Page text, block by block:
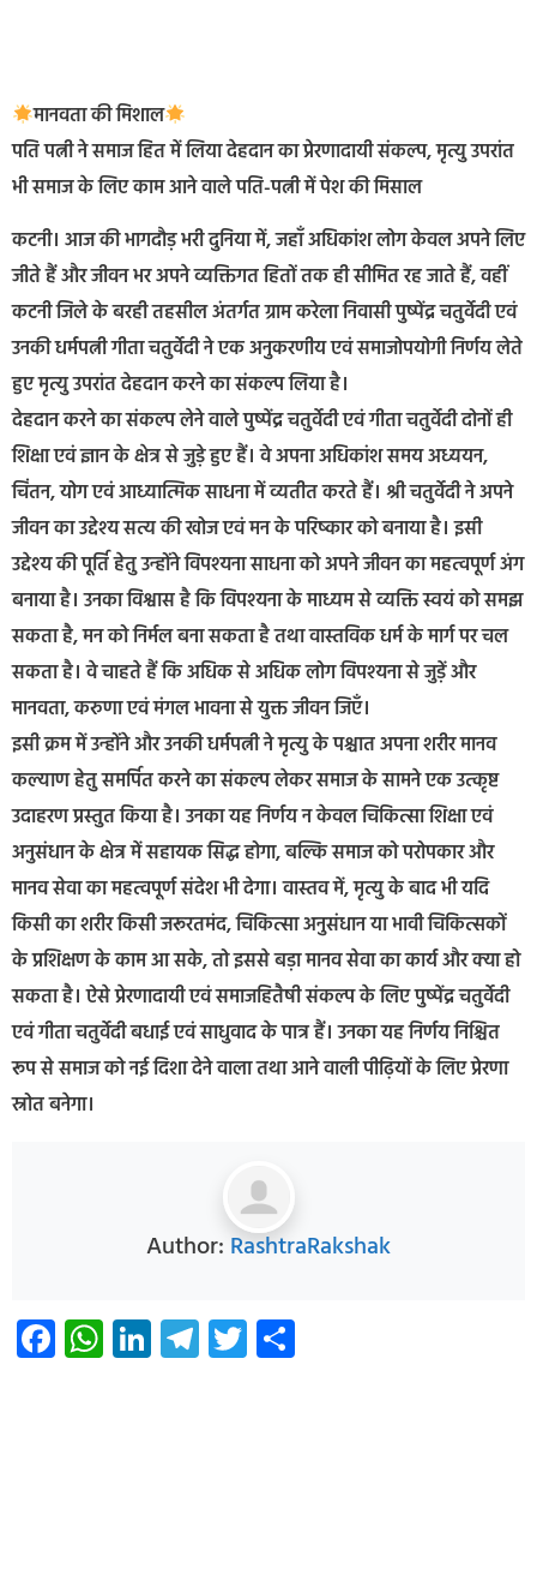
मानवता की मिशाल
पति पत्नी ने समाज हित में लिया देहदान का प्रेरणादायी संकल्प, मृत्यु उपरांत
भी समाज के लिए काम आने वाले पति-पत्नी में पेश की मिसाल
कटनी। आज की भागदौड़ भरी दुनिया में, जहाँ अधिकांश लोग केवल अपने लिए
जीते हैं और जीवन भर अपने व्यक्तिगत हितों तक ही सीमित रह जाते हैं, वहीं
कटनी जिले के बरही तहसील अंतर्गत ग्राम करेला निवासी पुष्पेंद्र चतुर्वेदी एवं
उनकी धर्मपत्नी गीता चतुर्वेदी ने एक अनुकरणीय एवं समाजोपयोगी निर्णय लेते
हुए मृत्यु उपरांत देहदान करने का संकल्प लिया है।
देहदान करने का संकल्प लेने वाले पुष्पेंद्र चतुर्वेदी एवं गीता चतुर्वेदी दोनों ही
शिक्षा एवं ज्ञान के क्षेत्र से जुड़े हुए हैं। वे अपना अधिकांश समय अध्ययन,
चिंतन, योग एवं आध्यात्मिक साधना में व्यतीत करते हैं। श्री चतुर्वेदी ने अपने
जीवन का उद्देश्य सत्य की खोज एवं मन के परिष्कार को बनाया है। इसी
उद्देश्य की पूर्ति हेतु उन्होंने विपश्यना साधना को अपने जीवन का महत्वपूर्ण अंग
बनाया है। उनका विश्वास है कि विपश्यना के माध्यम से व्यक्ति स्वयं को समझ
सकता है, मन को निर्मल बना सकता है तथा वास्तविक धर्म के मार्ग पर चल
सकता है। वे चाहते हैं कि अधिक से अधिक लोग विपश्यना से जुड़ें और
मानवता, करुणा एवं मंगल भावना से युक्त जीवन जिएँ।
इसी क्रम में उन्होंने और उनकी धर्मपत्नी ने मृत्यु के पश्चात अपना शरीर मानव
कल्याण हेतु समर्पित करने का संकल्प लेकर समाज के सामने एक उत्कृष्ट
उदाहरण प्रस्तुत किया है। उनका यह निर्णय न केवल चिकित्सा शिक्षा एवं
अनुसंधान के क्षेत्र में सहायक सिद्ध होगा, बल्कि समाज को परोपकार और
मानव सेवा का महत्वपूर्ण संदेश भी देगा। वास्तव में, मृत्यु के बाद भी यदि
किसी का शरीर किसी जरूरतमंद, चिकित्सा अनुसंधान या भावी चिकित्सकों
के प्रशिक्षण के काम आ सके, तो इससे बड़ा मानव सेवा का कार्य और क्या हो
सकता है। ऐसे प्रेरणादायी एवं समाजहितैषी संकल्प के लिए पुष्पेंद्र चतुर्वेदी
एवं गीता चतुर्वेदी बधाई एवं साधुवाद के पात्र हैं। उनका यह निर्णय निश्चित
रूप से समाज को नई दिशा देने वाला तथा आने वाली पीढ़ियों के लिए प्रेरणा
स्रोत बनेगा।
Author: RashtraRakshak
Facebook
WhatsApp
LinkedIn
Telegram
Twitter